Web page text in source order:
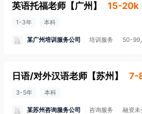
英语托福老师 【广州 】 15-20k
1-3年 本科
某广州培训服务公司 培训服务 50-99
日语/对外汉语老师 【苏州 】 7-
3-5年 本科
某苏州咨询服务公司 咨询服务 融资未